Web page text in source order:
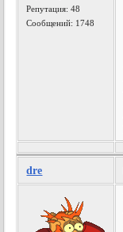
Репутация:48
Сообщений: 1748
dre